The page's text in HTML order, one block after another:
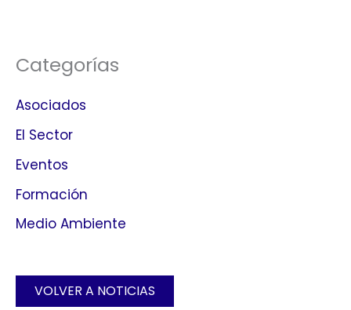
Categorías
Asociados
El Sector
Eventos
Formación
Medio Ambiente
VOLVER A NOTICIAS